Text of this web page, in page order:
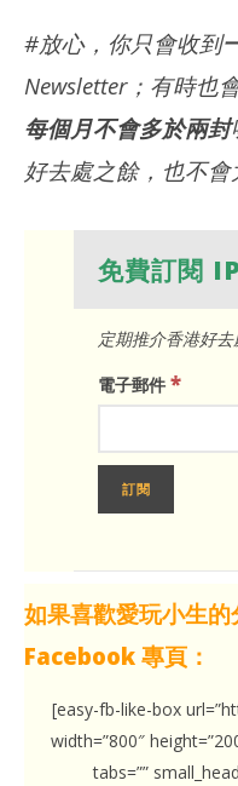
#放心，你只會收到
Newsletter；有時也
每個月不會多於兩封
好去處之餘，也不會
免費訂閱
定期推介香港好
電子郵件 *
如果喜歡愛玩小生
Facebook 專頁：
[easy-fb-like-box
width=”800″
tabs=””